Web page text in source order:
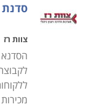
אינטליגנציה
קונפליקטים,
של זמן ועוד
יותר. גם משך
ביותר בהיקף של 60 שעות אקדמיות.
צוות רז
הסדנא